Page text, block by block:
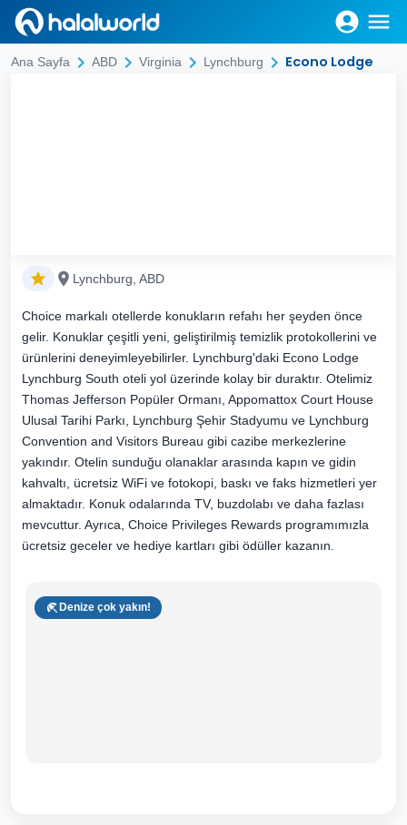
Ana Sayfa ABD Virginia Lynchburg Econo Lodge
Lynchburg, ABD
Choice markalı otellerde konukların refahı her şeyden önce
gelir. Konuklar çeşitli yeni, geliştirilmiş temizlik protokollerini ve
ürünlerini deneyimleyebilirler. Lynchburg'daki Econo Lodge
Lynchburg South oteli yol üzerinde kolay bir duraktır. Otelimiz
Thomas Jefferson Popüler Ormanı, Appomattox Court House
Ulusal Tarihi Parkı, Lynchburg Şehir Stadyumu ve Lynchburg
Convention and Visitors Bureau gibi cazibe merkezlerine
yakındır. Otelin sunduğu olanaklar arasında kapın ve gidin
kahvaltı, ücretsiz WiFi ve fotokopi, baskı ve faks hizmetleri yer
almaktadır. Konuk odalarında TV, buzdolabı ve daha fazlası
mevcuttur. Ayrıca, Choice Privileges Rewards programımızla
ücretsiz geceler ve hediye kartları gibi ödüller kazanın.
Denize çok yakın!